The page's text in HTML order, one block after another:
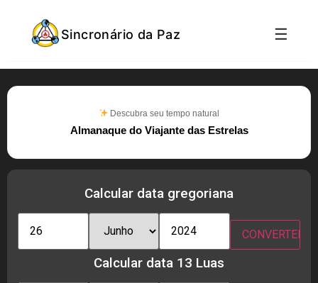
Sincronário da Paz ☰
Descubra seu tempo natural
Almanaque do Viajante das Estrelas
Calcular data gregoriana
Calcular data 13 Luas